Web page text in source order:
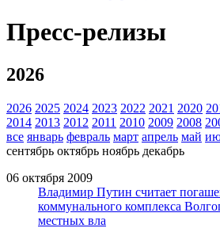
Пресс-релизы
2026
2026 2025 2024 2023 2022 2021 2020
2014 2013 2012 2011 2010 2009 2008
все январь февраль март апрель май
сентябрь октябрь ноябрь декабрь
06 октября 2009
Владимир Путин считает
коммунального комплекса
местных вла